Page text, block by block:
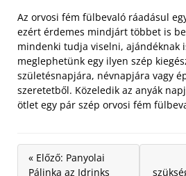
Az orvosi fém fülbevaló ráadásul
ezért érdemes mindjárt többet is
mindenki tudja viselni, ajándéknak
meglephetünk egy ilyen szép
születésnapjára, névnapjára vagy
szeretetből. Közeledik az anyák
ötlet egy pár szép orvosi fém
« Előző: Panyolai
Pálinka az Idrinks